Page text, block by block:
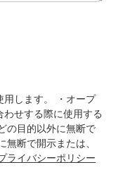
用します。 ・オープ
せする際に使用する
の目的以外に無断で
断で開示または、
ライバシーポリシー